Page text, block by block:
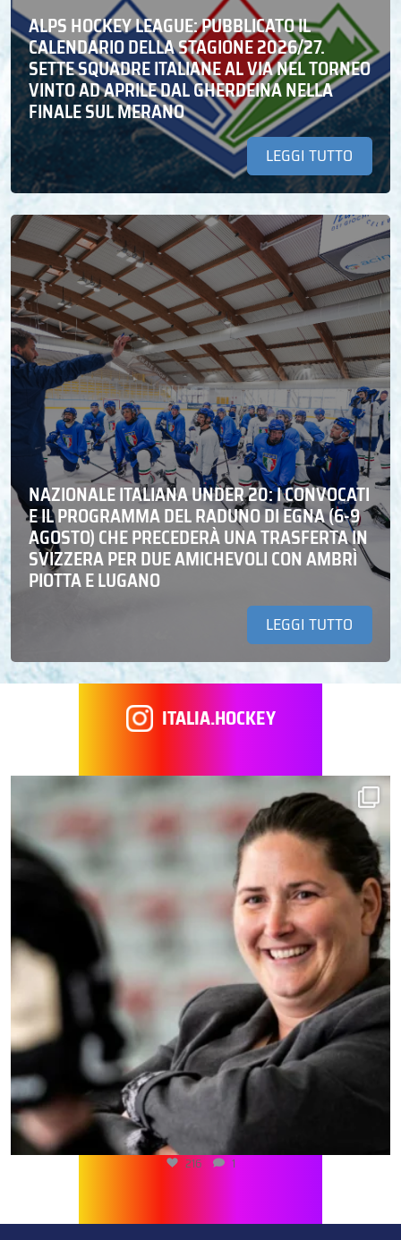
ALPS HOCKEY LEAGUE: PUBBLICATO IL
CALENDARIO DELLA STAGIONE 2026/27.
SETTE SQUADRE ITALIANE AL VIA NEL TORNEO
VINTO AD APRILE DAL GHERDEINA NELLA
FINALE SUL MERANO
LEGGI TUTTO
NAZIONALE ITALIANA UNDER 20: I CONVOCATI
E IL PROGRAMMA DEL RADUNO DI EGNA (6-9
AGOSTO) CHE PRECEDERÀ UNA TRASFERTA IN
SVIZZERA PER DUE AMICHEVOLI CON AMBRÌ
PIOTTA E LUGANO
LEGGI TUTTO
ITALIA.HOCKEY
216 1